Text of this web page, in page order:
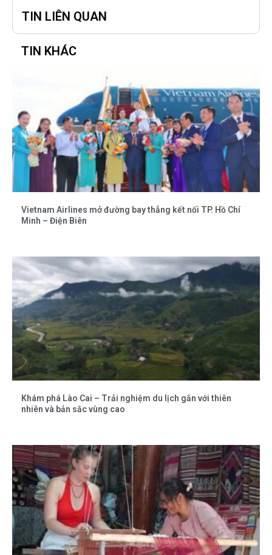
TIN LIÊN QUAN
TIN KHÁC
Vietnam Airlines mở đường bay thẳng kết nối TP. Hồ Chí
Minh – Điện Biên
Khám phá Lào Cai – Trải nghiệm du lịch gắn với thiên
nhiên và bản sắc vùng cao